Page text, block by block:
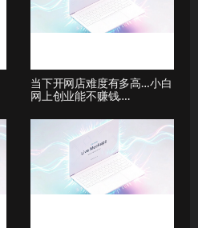
当下开网店难度有多高…小白
网上创业能不赚钱….